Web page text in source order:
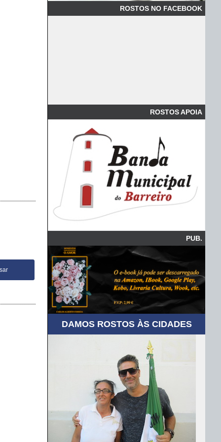
ROSTOS NO FACEBOOK
ROSTOS APOIA
PUB.
DAMOS ROSTOS ÀS CIDADES